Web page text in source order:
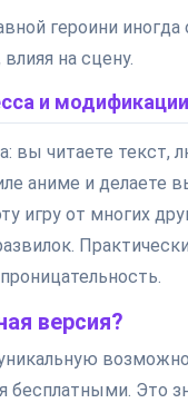
героини иногда
на сцену.
и модификации
вы читаете текст,
аниме и делаете
игру от многих
версия?
Это